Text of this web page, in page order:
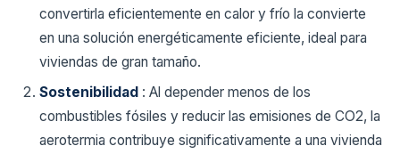
convertirla eficientemente en calor y frío la convierte
en una solución energéticamente eficiente, ideal para
viviendas de gran tamaño.
Sostenibilidad : Al depender menos de los
combustibles fósiles y reducir las emisiones de CO2, la
aerotermia contribuye significativamente a una vivienda